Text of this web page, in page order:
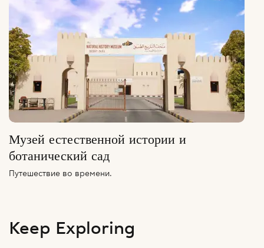
Музей естественной истории и
ботанический сад
Путешествие во времени.
Keep Exploring